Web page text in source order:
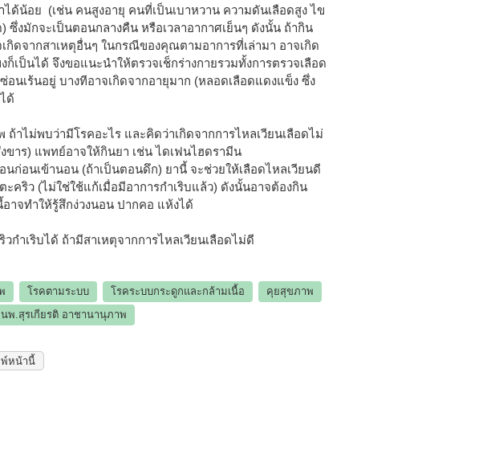
ได้น้อย (เช่น คนสูงอายุ คนที่เป็นเบาหวาน ความดันเลือดสูง ไข
ซึ่งมักจะเป็นตอนกลางคืน หรือเวลาอากาศเย็นๆ ดังนั้น ถ้ากิน
กิดจากสาเหตุอื่นๆ ในกรณีของคุณตามอาการที่เล่ามา อาจเกิด
เป็นได้ จึงขอแนะนำให้ตรวจเช็กร่างกายรวมทั้งการตรวจเลือด
อนเร้นอยู่ บางทีอาจเกิดจากอายุมาก (หลอดเลือดแดงแข็ง ซึ่ง
ด้
าไม่พบว่ามีโรคอะไร และคิดว่าเกิดจากการไหลเวียนเลือดไม่
ขาร) แพทย์อาจให้กินยา เช่น ไดเฟนไฮดรามีน
นก่อนเข้านอน (ถ้าเป็นตอนดึก) ยานี้ จะช่วยให้เลือดไหลเวียนดี
ะคริว (ไม่ใช่ใช้แก้เมื่อมีอาการกำเริบแล้ว) ดังนั้นอาจต้องกิน
าจทำให้รู้สึกง่วงนอน ปากคอ แห้งได้
กำเริบได้ ถ้ามีสาเหตุจากการไหลเวียนเลือดไม่ดี
โรคตามระบบ โรคระบบกระดูกและกล้ามเนื้อ
คุยสุขภาพ
พ.สุรเกียรติ อาชานานุภาพ
หน้านี้